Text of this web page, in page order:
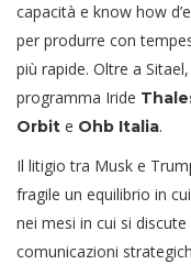
capacità e know how
per produrre con
più rapide. Oltre a
programma Iride
Orbit e Ohb Italia.
Il litigio tra Musk e
fragile un equilibrio in
nei mesi in cui si
comunicazioni